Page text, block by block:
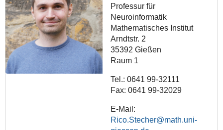
Professur für
Neuroinformatik
Mathematisches Institut
Arndtstr. 2
35392 Gießen
Raum 1
Tel.: 0641 99-32111
Fax: 0641 99-32029
E-Mail:
Rico.Stecher@math.uni-